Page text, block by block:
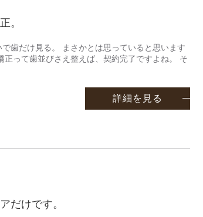
。
歯だけ見る。 まさかとは思っていると思います
って歯並びさえ整えば、契約完了ですよね。 そ
詳細を見る
だけです。